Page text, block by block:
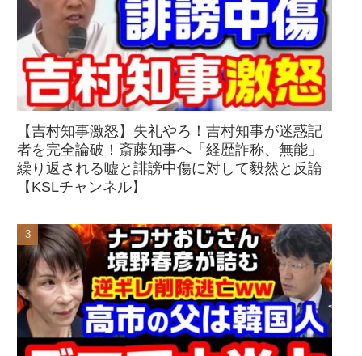
【吉村知事激怒】失礼やろ！吉村知事が迷惑記
者を完全論破！斎藤知事へ「経歴詐称、無能」
繰り返される嘘と誹謗中傷に対して毅然と反論
【KSLチャンネル】